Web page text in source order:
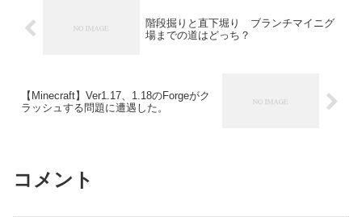
階段掘りと直下堀り ブランチマイニグ
場までの道はどっち？
【Minecraft】Ver1.17、1.18のForgeがク
ラッシュする問題に遭遇した。
コメント